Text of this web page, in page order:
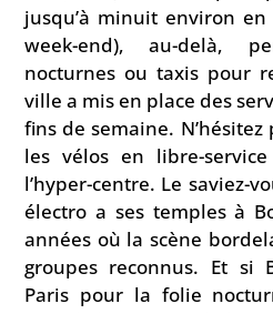
jusqu’à minuit environ
week-end), au-delà,
nocturnes ou taxis pour
ville a mis en place des
fins de semaine.
les vélos en libre-
l’hyper-centre. Le saviez-
électro a ses temples à
années où la scène
groupes reconnus. Et si
Paris pour la folie